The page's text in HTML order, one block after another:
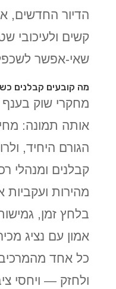
הדיור החדשים,
קשים ולעיכובי
שאי-אפשר
מה קובעים קבלנים
מחקרי שוק בענף
אותה תמונה:
הגורם היחיד,
קבלנים ומנהלי
מהירות ועקביות
בלחץ זמן,
אמון עם נציג
כל אחד
ולחזק — ויחסי